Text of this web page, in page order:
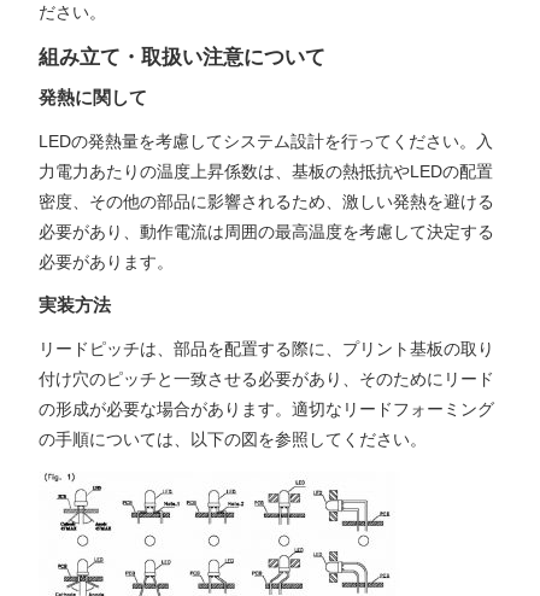
ださい。
組み立て・取扱い注意について
発熱に関して
LEDの発熱量を考慮してシステム設計を行ってください。入
力電力あたりの温度上昇係数は、基板の熱抵抗やLEDの配置
密度、その他の部品に影響されるため、激しい発熱を避ける
必要があり、動作電流は周囲の最高温度を考慮して決定する
必要があります。
実装方法
リードピッチは、部品を配置する際に、プリント基板の取り
付け穴のピッチと一致させる必要があり、そのためにリード
の形成が必要な場合があります。適切なリードフォーミング
の手順については、以下の図を参照してください。